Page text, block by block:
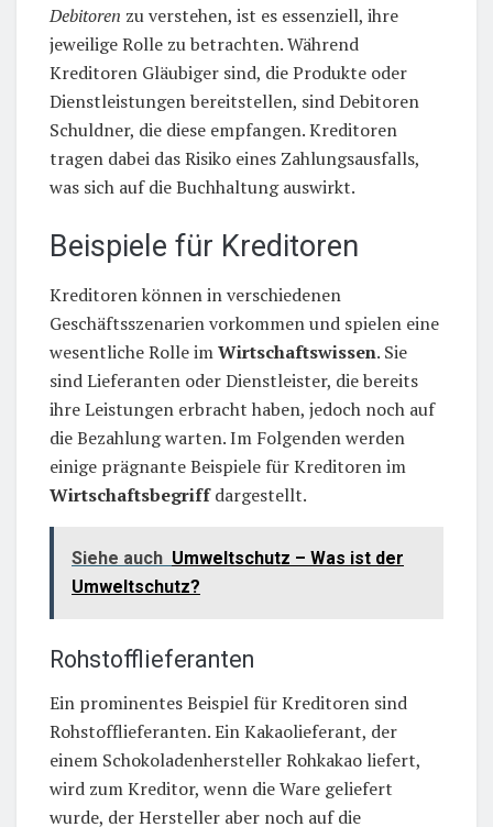
Debitoren zu verstehen, ist es essenziell, ihre
jeweilige Rolle zu betrachten. Während
Kreditoren Gläubiger sind, die Produkte oder
Dienstleistungen bereitstellen, sind Debitoren
Schuldner, die diese empfangen. Kreditoren
tragen dabei das Risiko eines Zahlungsausfalls,
was sich auf die Buchhaltung auswirkt.
Beispiele für Kreditoren
Kreditoren können in verschiedenen
Geschäftsszenarien vorkommen und spielen eine
wesentliche Rolle imWirtschaftswissen. Sie
sind Lieferanten oder Dienstleister, die bereits
ihre Leistungen erbracht haben, jedoch noch auf
die Bezahlung warten. Im Folgenden werden
einige prägnante Beispiele für Kreditoren im
Wirtschaftsbegriffdargestellt.
Siehe auch Umweltschutz – Was ist der
Umweltschutz?
Rohstofflieferanten
Ein prominentes Beispiel für Kreditoren sind
Rohstofflieferanten. Ein Kakaolieferant, der
einem Schokoladenhersteller Rohkakao liefert,
wird zum Kreditor, wenn die Ware geliefert
wurde, der Hersteller aber noch auf die